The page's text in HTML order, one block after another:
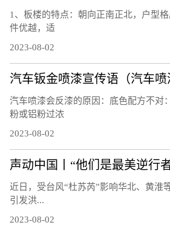
1、板楼的特点：朝向正南正北，户型
件优越，适
2023-08-02
汽车喷漆会反漆的原因：底色配方不对
粉或铝粉过浓
2023-08-02
声动中国丨“他们是最美逆行
近日，受台风“杜苏芮”影响华北、黄淮
引发洪...
2023-08-02